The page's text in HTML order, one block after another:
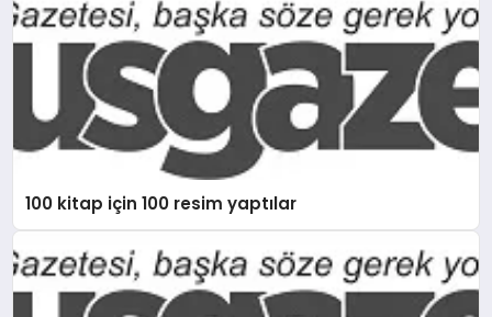
100 kitap için 100 resim yaptılar